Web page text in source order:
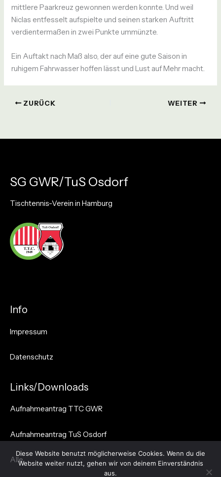
mittlere Paarkreuz gewonnen werden konnte. Und weil
Niclas entfesselt aufspielte und seinen starken Auftritt
verdientermaßen in zwei Punkte ummünzte.
Ein Auftakt nach Maß also, der auf eine gute Saison in
ruhigem Fahrwasser hoffen lässt und Lust auf Mehr macht.
ZURÜCK WEITER
SG GWR/TuS Osdorf
Tischtennis-Verein in Hamburg
Info
Impressum
Datenschutz
Links/Downloads
Aufnahmeantrag TTC GWR
Aufnahmeantrag TuS Osdorf
Alle
Diese Website benutzt möglicherweise Cookies. Wenn du die
Website weiter nutzt, gehen wir von deinem Einverständnis
aus.